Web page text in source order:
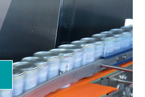
Video service!
content that may collect
details and accept the service